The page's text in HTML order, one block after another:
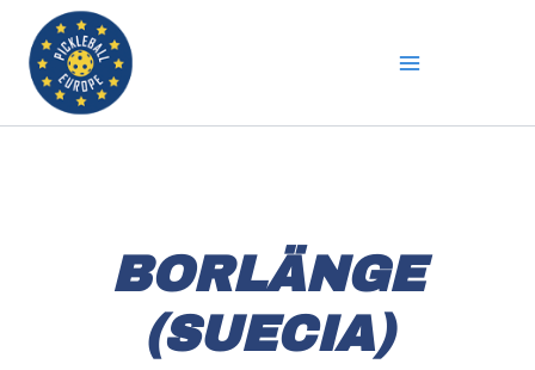
contenido
BORLÄNGE
(SUECIA)